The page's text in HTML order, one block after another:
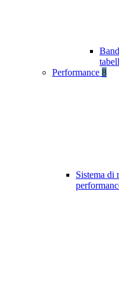
Performance 8
Sistema di